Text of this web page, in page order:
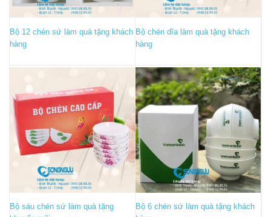
Bộ 12 chén sứ làm quà tặng khách
hàng
Bộ chén dĩa làm quà tặng khách
hàng
Bộ sáu chén sứ làm quà tặng
Bộ 6 chén sứ làm quà tặng khách